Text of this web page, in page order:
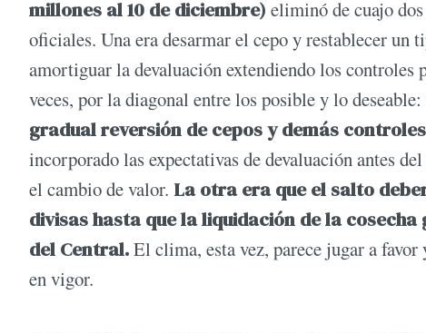
millones al 10 de diciembre) eliminó de cuajo
oficiales. Una era desarmar el cepo y restablecer
amortiguar la devaluación extendiendo los controles
veces, por la diagonal entre los posible y lo deseable:
gradual reversión de cepos y demás
incorporado las expectativas de devaluación antes
el cambio de valor. La otra era que el salto
divisas hasta que la liquidación de la
del Central.El clima, esta vez, parece jugar a
en vigor.